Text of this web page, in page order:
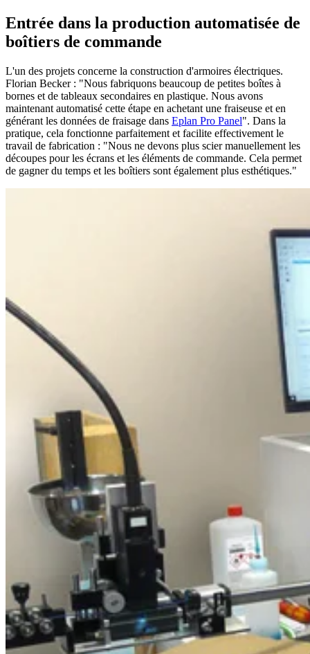
Entrée dans la production automatisée de
boîtiers de commande
L'un des projets concerne la construction d'armoires électriques.
Florian Becker : "Nous fabriquons beaucoup de petites boîtes à
bornes et de tableaux secondaires en plastique. Nous avons
maintenant automatisé cette étape en achetant une fraiseuse et en
générant les données de fraisage dans Eplan Pro Panel". Dans la
pratique, cela fonctionne parfaitement et facilite effectivement le
travail de fabrication : "Nous ne devons plus scier manuellement les
découpes pour les écrans et les éléments de commande. Cela permet
de gagner du temps et les boîtiers sont également plus esthétiques."